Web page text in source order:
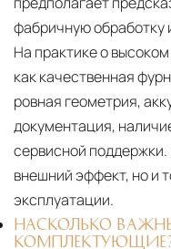
фабричную обработку
На практике о
как качественная
ровная геометрия,
документация,
сервисной
внешний эффект, но и
эксплуатации.
НАСКОЛЬКО